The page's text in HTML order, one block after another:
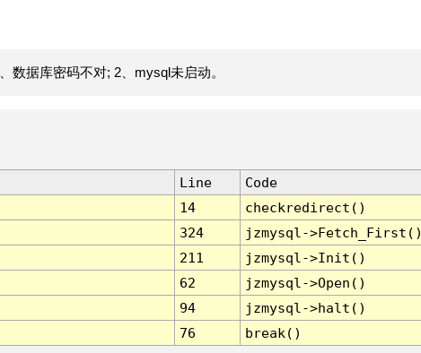
数据库密码不对; 2、mysql未启动。
Line
Code
14
checkredirect()
324
jzmysql-
211
jzmysql->Init()
62
jzmysql->Open()
94
jzmysql->halt()
76 break()